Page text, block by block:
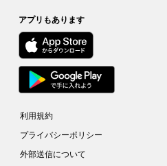
アプリもあります
利用規約
プライバシーポリシー
外部送信について